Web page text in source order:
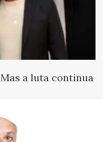
a luta continua